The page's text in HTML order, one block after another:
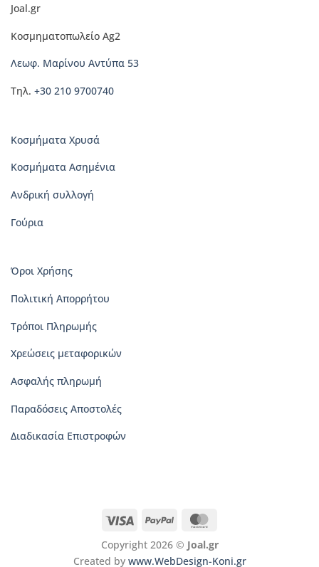
Joal.gr
Κοσμηματοπωλείο Ag2
Λεωφ. Μαρίνου Αντύπα 53
Τηλ. +30 210 9700740
Κοσμήματα Χρυσά
Κοσμήματα Ασημένια
Ανδρική συλλογή
Γούρια
Όροι Χρήσης
Πολιτική Απορρήτου
Τρόποι Πληρωμής
Χρεώσεις μεταφορικών
Ασφαλής πληρωμή
Παραδόσεις Αποστολές
Διαδικασία Επιστροφών
Visa PayPal
Copyright 2026 © Joal.gr
Created by www.WebDesign-Koni.gr